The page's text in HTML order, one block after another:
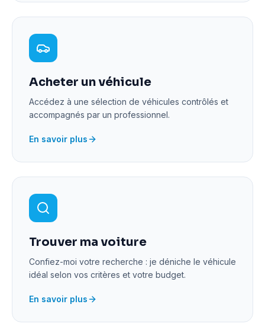
Acheter un véhicule
Accédez à une sélection de véhicules contrôlés et
accompagnés par un professionnel.
En savoir plus
Trouver ma voiture
Confiez-moi votre recherche : je déniche le véhicule
idéal selon vos critères et votre budget.
En savoir plus